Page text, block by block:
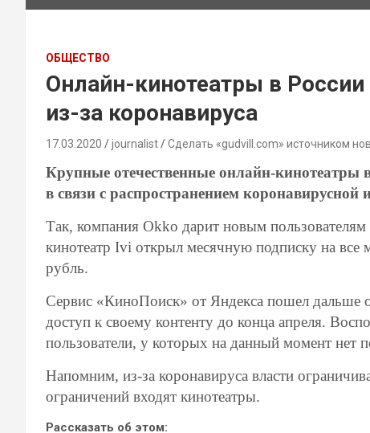
ОБЩЕСТВО
Онлайн-кинотеатры в
из-за коронавируса
17.03.2020 journalist Сделать «gudvill.com» источником
Крупные отечественные онлайн-кинотеатры
в связи с распространением коронавирусной
Так, компания Okko дарит новым
кинотеатр Ivi открыл месячную подписку на все
рубль.
Сервис «КиноПоиск» от Яндекса пошел дальше
доступ к своему контенту до конца апреля.
пользователи, у которых на данный момент нет
Напомним, из-за коронавируса власти
ограничений входят кинотеатры.
Рассказать об этом: